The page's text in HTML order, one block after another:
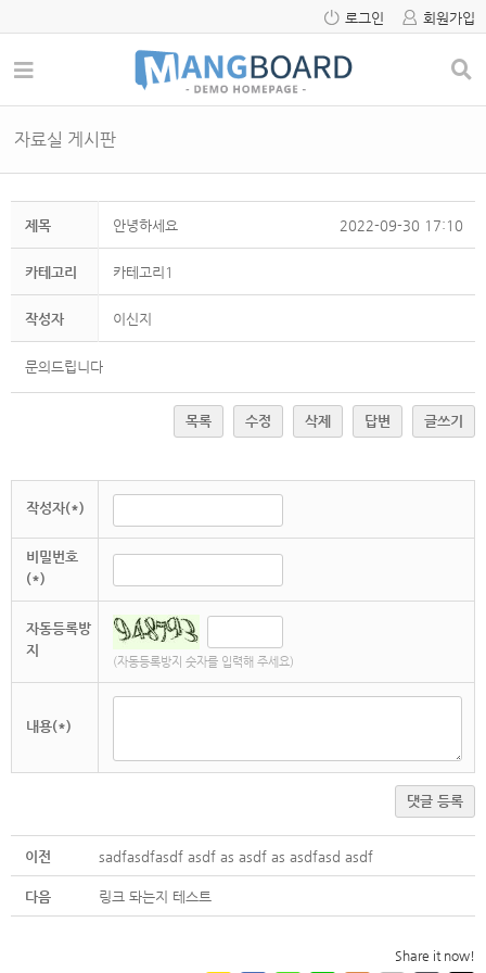
로그인 회원가입
자료실 게시판
제목 안녕하세요 2022-09-30 17:10
카테고리 카테고리1
작성자 이신지
문의드립니다
목록 수정 삭제 답변 글쓰기
작성자(*)
비밀번호
(*)
자동등록방
지
(자동등록방지 숫자를 입력해 주세요)
내용(*)
댓글 등록
이전 sadfasdfasdf asdf as asdf as asdfasd asdf
다음 링크 돠는지 테스트
Share it now!